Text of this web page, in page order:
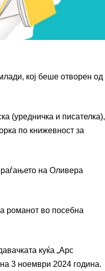
кој беше отворен од
(уредничка и писателка),
по книжевност за
раѓањето на Оливера
романот во посебна
куќа „Арс
3 ноември 2024 година.